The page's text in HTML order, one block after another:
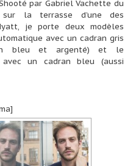
par Gabriel Vachette du
sur la terrasse d’une des
je porte deux modèles
avec un cadran gris
bleu et argenté) et le
un cadran bleu (aussi